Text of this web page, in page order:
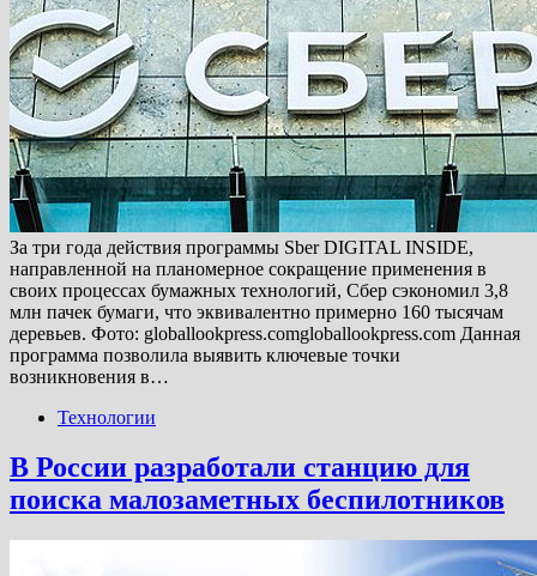
За три года действия программы Sber DIGITAL INSIDE,
направленной на планомерное сокращение применения в
своих процессах бумажных технологий, Сбер сэкономил 3,8
млн пачек бумаги, что эквивалентно примерно 160 тысячам
деревьев. Фото: globallookpress.comgloballookpress.com Данная
программа позволила выявить ключевые точки
возникновения в…
Технологии
В России разработали станцию для
поиска малозаметных беспилотников